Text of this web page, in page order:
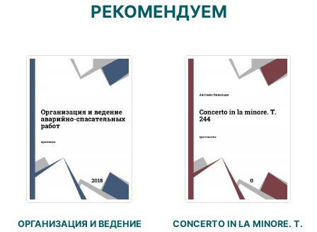
РЕКОМЕНДУЕМ
ОРГАНИЗАЦИЯ И ВЕДЕНИЕ
CONCERTO IN LA MINORE. T.